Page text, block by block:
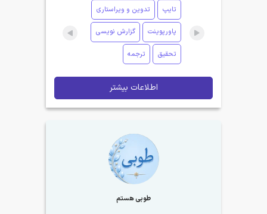
تایپ تدوین و ویراستاری
پاورپوینت گزارش نویسی
تحقیق ترجمه
اطلاعات بیشتر
طوبی هستم